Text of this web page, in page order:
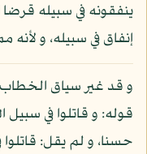
ينفقونه في سبيله قرضا
إنفاق في سبيله، و
و قد غير سياق الخطاب
قوله: و قاتلوا في
حسنا، و لم يقل: